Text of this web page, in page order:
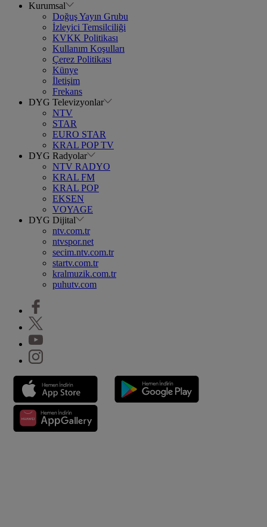
Kurumsal
Doğuş Yayın Grubu
İzleyici Temsilciliği
KVKK Politikası
Kullanım Koşulları
Çerez Politikası
Künye
İletişim
Frekans
DYG Televizyonlar
NTV
STAR
EURO STAR
KRAL POP TV
DYG Radyolar
NTV RADYO
KRAL FM
KRAL POP
EKSEN
VOYAGE
DYG Dijital
ntv.com.tr
ntvspor.net
secim.ntv.com.tr
startv.com.tr
kralmuzik.com.tr
puhutv.com